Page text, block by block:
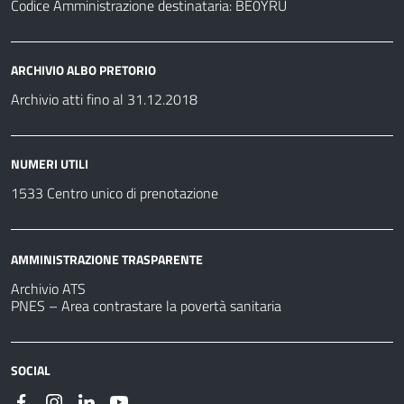
Codice Amministrazione destinataria: BE0YRU
ARCHIVIO ALBO PRETORIO
Archivio atti fino al 31.12.2018
NUMERI UTILI
1533 Centro unico di prenotazione
AMMINISTRAZIONE TRASPARENTE
Archivio ATS
PNES – Area contrastare la povertà sanitaria
SOCIAL